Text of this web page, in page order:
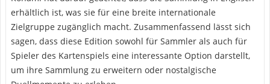
erhältlich ist, was sie für eine breite internationale
Zielgruppe zugänglich macht. Zusammenfassend lässt sich
sagen, dass diese Edition sowohl für Sammler als auch für
Spieler des Kartenspiels eine interessante Option darstellt,
um ihre Sammlung zu erweitern oder nostalgische